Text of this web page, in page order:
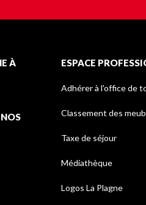
À
ESPACE
Adhérer à l'office de
Classement des
Taxe de séjour
Médiathèque
Logos La Plagne